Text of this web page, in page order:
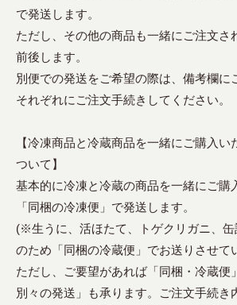
で発送します。
ただし、その他の商品も一緒にご注文さ
前後します。
別便での発送をご希望の際は、備考欄に
それぞれにご注文手続きしてください。
【冷凍商品と冷蔵商品を一緒にご購入い
ついて】
基本的に冷凍と冷蔵の商品を一緒にご購
「同梱の冷凍便」で発送します。
(※生うに、活ほたて、トゲクリガニ、缶
のため「同梱の冷蔵便」でお送りさせて
ただし、ご要望があれば「同梱・冷蔵便
別々の発送」も承ります。ご注文手続き